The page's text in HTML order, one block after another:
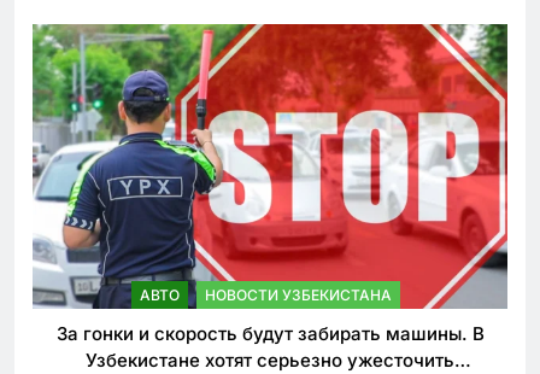
АВТО НОВОСТИ УЗБЕКИСТАНА
За гонки и скорость будут забирать машины. В
Узбекистане хотят серьезно ужесточить